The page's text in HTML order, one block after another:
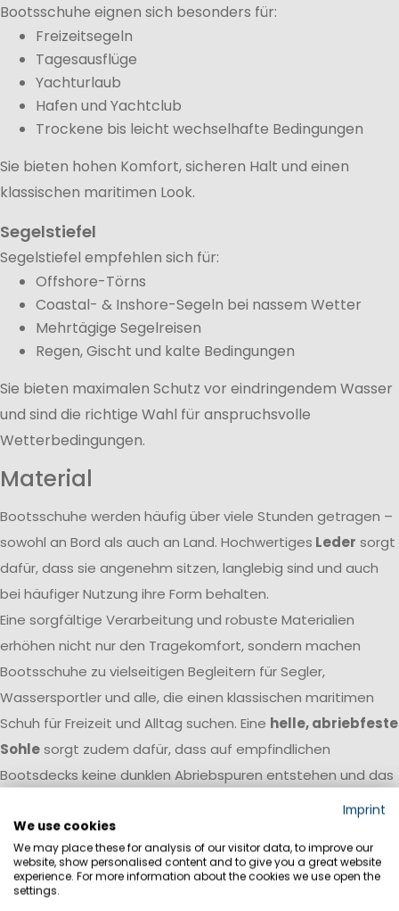
Bootsschuhe eignen sich besonders für:
Freizeitsegeln
Tagesausflüge
Yachturlaub
Hafen und Yachtclub
Trockene bis leicht wechselhafte Bedingungen
Sie bieten hohen Komfort, sicheren Halt und einen
klassischen maritimen Look.
Segelstiefel
Segelstiefel empfehlen sich für:
Offshore-Törns
Coastal- & Inshore-Segeln bei nassem Wetter
Mehrtägige Segelreisen
Regen, Gischt und kalte Bedingungen
Sie bieten maximalen Schutz vor eindringendem Wasser
und sind die richtige Wahl für anspruchsvolle
Wetterbedingungen.
Material
Bootsschuhe werden häufig über viele Stunden getragen –
sowohl an Bord als auch an Land. Hochwertiges Leder sorgt
dafür, dass sie angenehm sitzen, langlebig sind und auch
bei häufiger Nutzung ihre Form behalten.
Eine sorgfältige Verarbeitung und robuste Materialien
erhöhen nicht nur den Tragekomfort, sondern machen
Bootsschuhe zu vielseitigen Begleitern für Segler,
Wassersportler und alle, die einen klassischen maritimen
Schuh für Freizeit und Alltag suchen. Eine helle, abriebfeste
Sohlesorgt zudem dafür, dass auf empfindlichen
Bootsdecks keine dunklen Abriebspuren entstehen und das
Über 35 Jahre Erfahrung auf dem
Wasser
Marinepool entwickelt seit 1991 funktionale Segelbekleidung
Imprint
We use cookies
We may place these for analysis of our visitor data, to improve our
website, show personalised content and to give you a great website
experience. For more information about the cookies we use open the
settings.